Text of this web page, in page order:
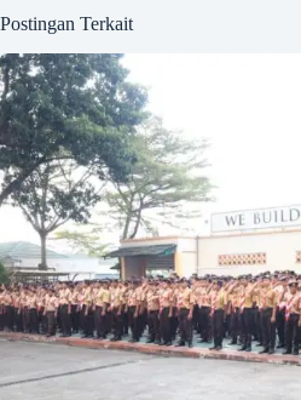
Postingan Terkait